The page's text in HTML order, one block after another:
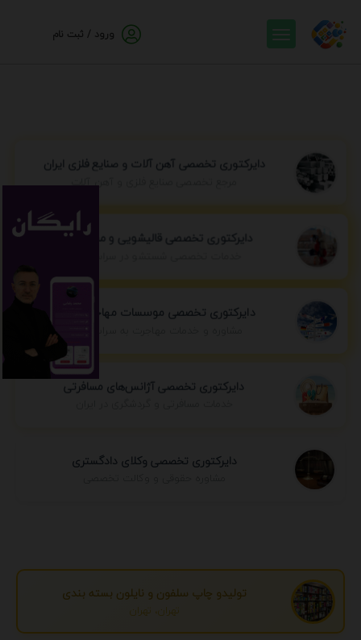
ورود / ثبت نام
دایرکتوری تخصصی آهن آلات و صنایع فلزی ایران
مرجع تخصصی صنایع فلزی و آهن آلات
دایرکتوری تخصصی قالیشویی و مبل شویی
دایرکتوری تخصصی موسسات مهاجرتی ایران
مشاوره و خدمات مهاجرت به سراسر جهان
دایرکتوری تخصصی آژانس‌های مسافرتی
دایرکتوری تخصصی وکلای دادگستری
تولیدو چاپ سلفون و نایلون بسته بندی
تهران، تهران